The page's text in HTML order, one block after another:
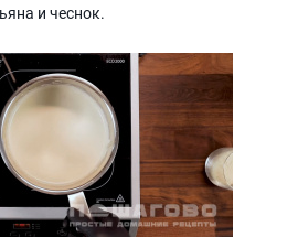
и чеснок.